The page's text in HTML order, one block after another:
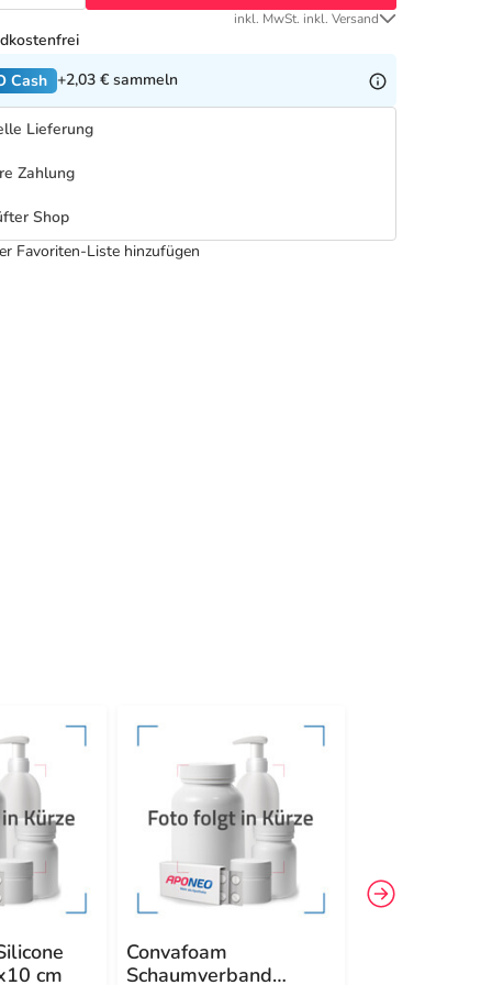
inkl. MwSt. inkl. Versand
Cash +2,03 € sammeln
Lieferung
Zahlung
Shop
Favoriten-Liste hinzufügen
cm
Convafoam
Schaumverband